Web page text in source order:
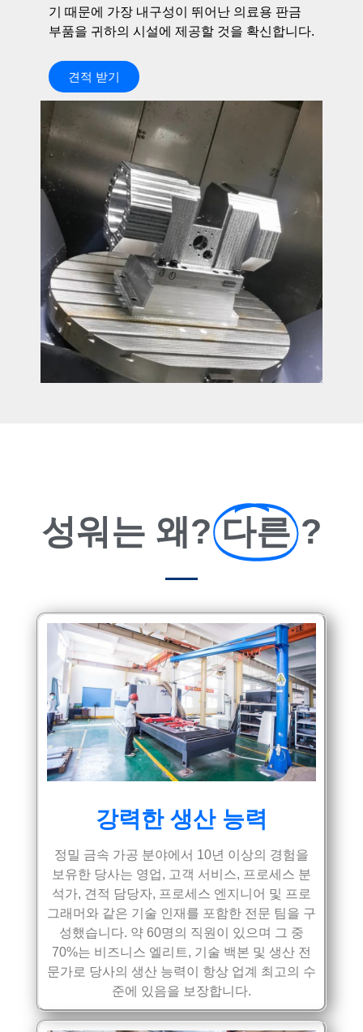
기 때문에 가장 내구성이 뛰어난 의료용 판금
부품을 귀하의 시설에 제공할 것을 확신합니다.
견적 받기
성워는 왜? 다른 ?
강력한 생산 능력
정밀 금속 가공 분야에서 10년 이상의 경험을
보유한 당사는 영업, 고객 서비스, 프로세스 분
석가, 견적 담당자, 프로세스 엔지니어 및 프로
그래머와 같은 기술 인재를 포함한 전문 팀을 구
성했습니다. 약 60명의 직원이 있으며 그 중
70%는 비즈니스 엘리트, 기술 백본 및 생산 전
문가로 당사의 생산 능력이 항상 업계 최고의 수
준에 있음을 보장합니다.